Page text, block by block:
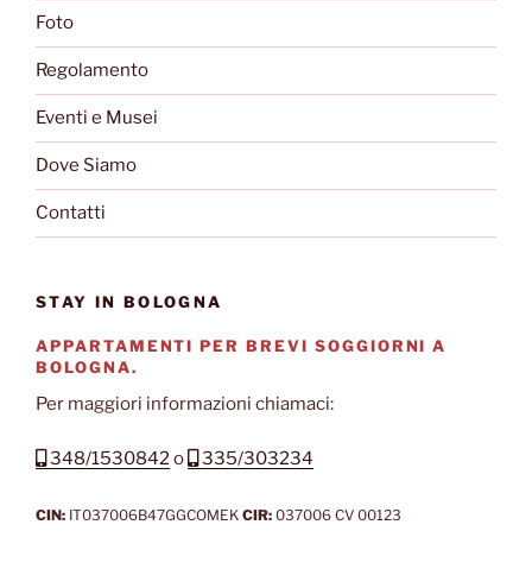
Foto
Regolamento
Eventi e Musei
Dove Siamo
Contatti
STAY IN BOLOGNA
APPARTAMENTI PER BREVI SOGGIORNI A
BOLOGNA.
Per maggiori informazioni chiamaci:
348/1530842o 335/303234
CIN: IT037006B47GGCOMEK CIR: 037006 CV 00123